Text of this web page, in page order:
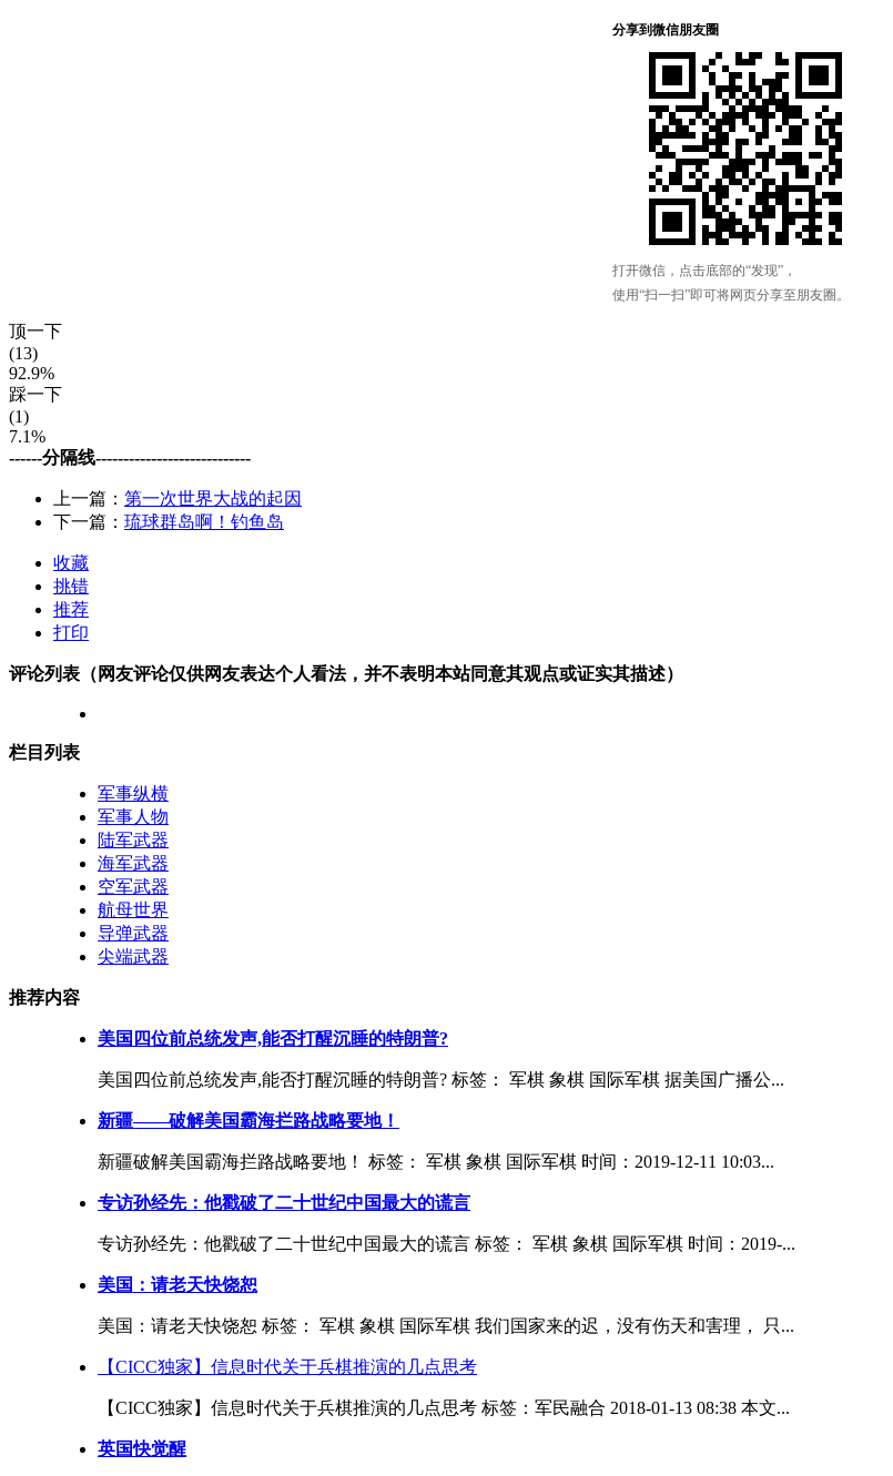
顶一下
(13)
92.9%
踩一下
(1)
7.1%
------分隔线----------------------------
上一篇： 第一次世界大战的起因
下一篇： 琉球群岛啊！钓鱼岛
收藏
挑错
推荐
打印
评论列表（网友评论仅供网友表达个人看法，并不表明本站同意其观点或证实其描述）
栏目列表
军事纵横
军事人物
陆军武器
海军武器
空军武器
航母世界
导弹武器
尖端武器
推荐内容
美国四位前总统发声,能否打醒沉睡的特朗普?
美国四位前总统发声,能否打醒沉睡的特朗普? 标签： 军棋 象棋 国际军棋 据美国广播公...
新疆——破解美国霸海拦路战略要地！
新疆破解美国霸海拦路战略要地！ 标签： 军棋 象棋 国际军棋 时间：2019-12-11 10:03...
专访孙经先：他戳破了二十世纪中国最大的谎言
专访孙经先：他戳破了二十世纪中国最大的谎言 标签： 军棋 象棋 国际军棋 时间：2019-...
美国：请老天快饶恕
美国：请老天快饶恕 标签： 军棋 象棋 国际军棋 我们国家来的迟，没有伤天和害理， 只...
【CICC独家】信息时代关于兵棋推演的几点思考
【CICC独家】信息时代关于兵棋推演的几点思考 标签：军民融合 2018-01-13 08:38 本文...
英国快觉醒